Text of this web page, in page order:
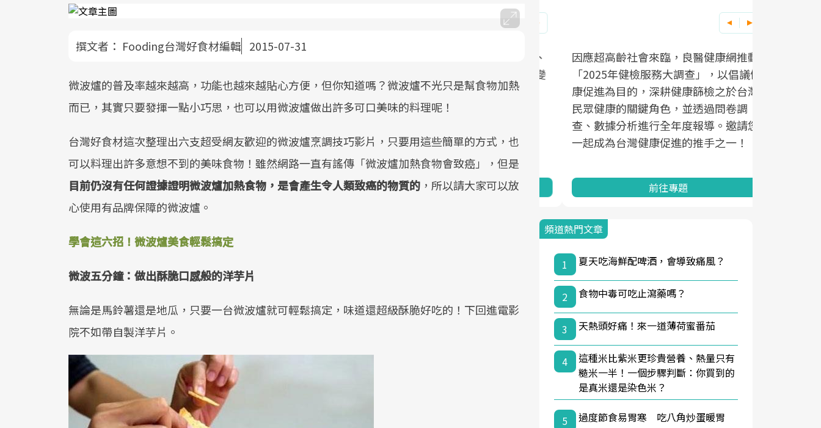
撰文者： Fooding台灣好食材編輯 2015-07-31
微波爐的普及率越來越高，功能也越來越貼心方便，但你知道嗎？微波爐不光只是幫食物加熱
而已，其實只要發揮一點小巧思，也可以用微波爐做出許多可口美味的料理呢！
台灣好食材這次整理出六支超受網友歡迎的微波爐烹調技巧影片，只要用這些簡單的方式，也
可以料理出許多意想不到的美味食物！雖然網路一直有謠傳「微波爐加熱食物會致癌」，但是
目前仍沒有任何證據證明微波爐加熱食物，是會產生令人類致癌的物質的 ，所以請大家可以放
心使用有品牌保障的微波爐。
學會這六招！微波爐美食輕鬆搞定
微波五分鐘：做出酥脆口感般的洋芋片
無論是馬鈴薯還是地瓜，只要一台微波爐就可輕鬆搞定，味道還超級酥脆好吃的！下回進電影
院不如帶自製洋芋片。
政策如「健康台灣推動委員會」與「長
照3.0」的推進，「預防醫學」已成全民
療院所的服務，更是民眾了解自身健康
狀況、啟動健康管理的重要起點。
前往專題
全面啟動你的健康革命！
前往專題
建立對亞健康的認知，進而引導實際的
改善行動。
前往專題
化，知道該如何照顧自己。
前往專題
因應超高齡社會來臨，良醫健康網推動
「2025年健檢服務大調查」，以倡議健
康促進為目的，深耕健康篩檢之於台灣
民眾健康的關鍵角色，並透過問卷調
查、數據分析進行全年度報導。邀請您
一起成為台灣健康促進的推手之一！
前往專題
頻道熱門文章
1 夏天吃海鮮配啤酒，會導致痛風？
2 食物中毒可吃止瀉藥嗎？
3 天熱頭好痛！來一道薄荷蜜番茄
4
這種米比紫米更珍貴營養、熱量只有
糙米一半！一個步驟判斷：你買到的
是真米還是染色米？
5 過度節食易胃寒 吃八角炒蛋暖胃